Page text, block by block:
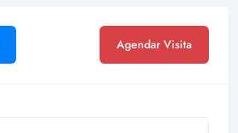
Agendar Visita